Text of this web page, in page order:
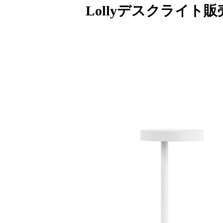
Lollyデスクライト販